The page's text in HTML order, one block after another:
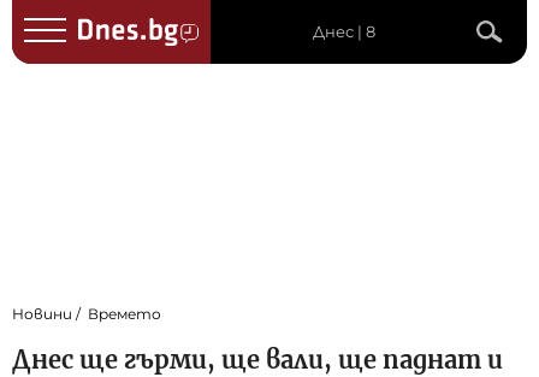
Днес | 8
Новини Времето
Днес ще гърми, ще вали, ще паднат и